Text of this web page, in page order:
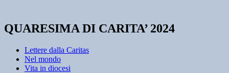
QUARESIMA DI CARITA’ 2024
Lettere dalla Caritas
Nel mondo
Vita in diocesi